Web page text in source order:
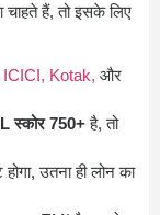
हैं, तो इसके लिए
Kotak, और
स्कोर 750+है, तो
उतना ही लोन का